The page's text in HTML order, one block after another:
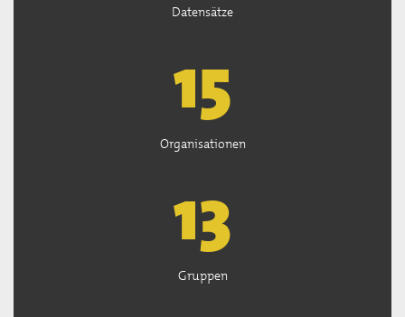
Datensätze
15
Organisationen
13
Gruppen